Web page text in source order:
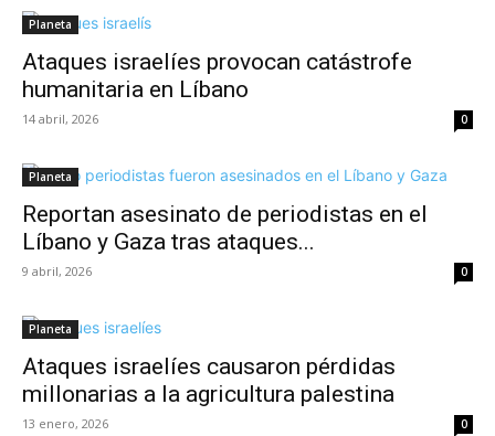
Planeta
Ataques israelíes provocan catástrofe
humanitaria en Líbano
14 abril, 2026 0
Planeta
Reportan asesinato de periodistas en el
Líbano y Gaza tras ataques...
9 abril, 2026 0
Planeta
Ataques israelíes causaron pérdidas
millonarias a la agricultura palestina
13 enero, 2026 0